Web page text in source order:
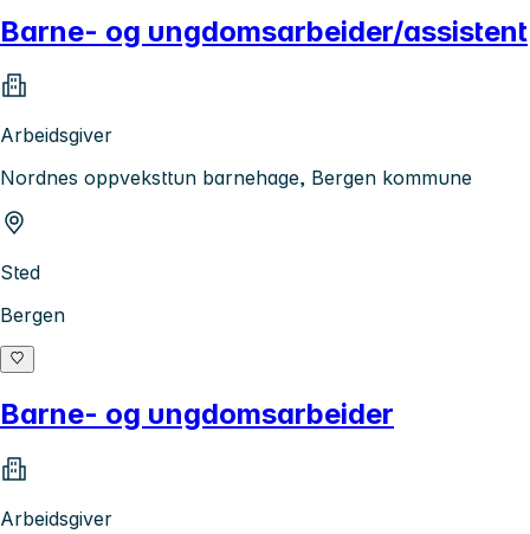
Barne- og ungdomsarbeider/assistent
Arbeidsgiver
Nordnes oppveksttun barnehage, Bergen kommune
Sted
Bergen
Barne- og ungdomsarbeider
Arbeidsgiver